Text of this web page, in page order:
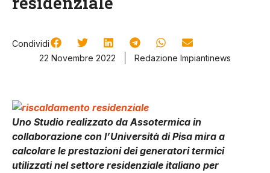
Condividi
22 Novembre 2022
Redazione Impiantinews
Uno Studio realizzato da Assotermica in
collaborazione con l’Università di Pisa mira a
calcolare le prestazioni dei generatori termici
utilizzati nel settore residenziale italiano per